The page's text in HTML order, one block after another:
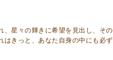
、星々の輝きに希望を見出し、その
はきっと、あなた自身の中にも必ず